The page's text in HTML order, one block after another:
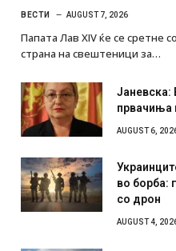
ВЕСТИ AUGUST 7, 2026
Папата Лав XIV ќе се сретне
страна на свештеници за…
Јаневска:
првачиња
AUGUST 6,
во борба:
со дрон
AUGUST 4,